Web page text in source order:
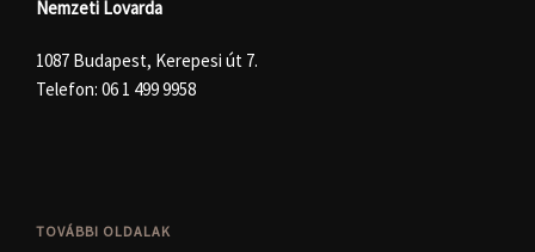
Nemzeti Lovarda
1087 Budapest, Kerepesi út 7.
Telefon: 06 1 499 9958
TOVÁBBI OLDALAK